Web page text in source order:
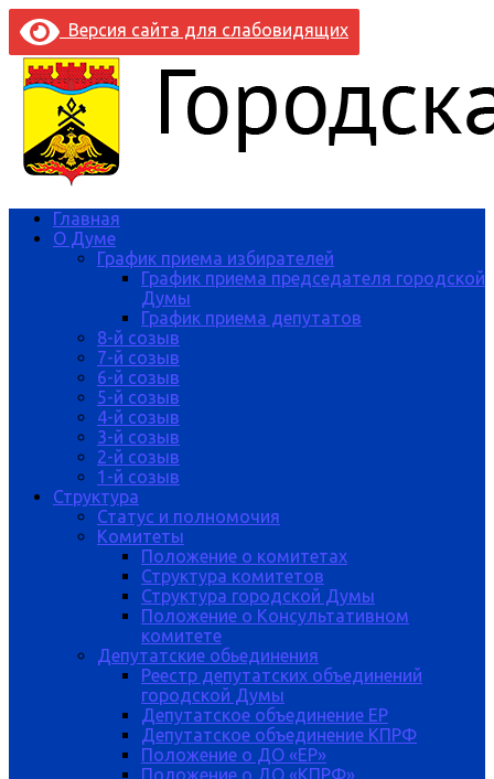
Версия сайта для слабовидящих
Главная
О Думе
График приема избирателей
График приема председателя городской
Думы
График приема депутатов
8-й созыв
7-й созыв
6-й созыв
5-й созыв
4-й созыв
3-й созыв
2-й созыв
1-й созыв
Структура
Статус и полномочия
Комитеты
Положение о комитетах
Структура комитетов
Структура городской Думы
Положение о Консультативном
комитете
Депутатские обьединения
Реестр депутатских объединений
городской Думы
Депутатское объединение ЕР
Депутатское объединение КПРФ
Положение о ДО «ЕР»
Положение о ДО «КПРФ»